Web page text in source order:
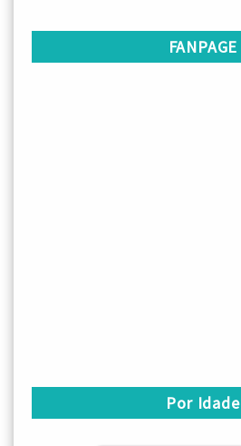
FANPAGE
Por Idade